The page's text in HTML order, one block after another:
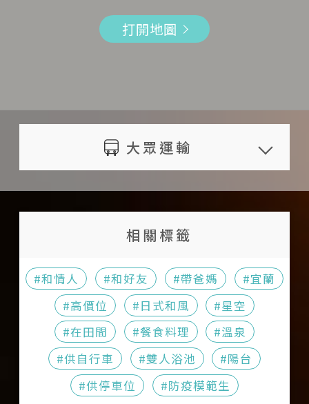
每月 1 日開放 2 月內之訂房
提供預約活動；請於訂房時事先預
情以旅宿官網為準；建議訂房前再
次與主人確認價格與相關資訊
旅人於預定住宿日 2 ~ 3 日
（含）前通知者，可退還已付
旅人於預定住宿日當日通知
者，將不退還已付之金額
遇天災（如地震、颱風）等不可抗
拒之因素，經旅宿所在地政府宣布
以上延期退款資訊僅供參考，詳情
以旅宿官網為準，建議訂房前再次
與主人確認價格與相關資訊；若遇
特殊狀況請與旅宿聯繫
停車場
室內空間
的旅人，不對外開放參觀
入住時請攜帶身分證或護照等證件
以供登記住宿使用
貴重物品請自行保管，旅宿無法負
保管責任
請隨手關閉燈具和電器用品
室內全面禁止吸菸，若有抽菸需求
禁止吸毒、酗酒、賭博、大聲喧
嘩、鬧事、施放炮竹及任何不法行
為；若有違法之情形，旅宿有權終
止住房權利並索取賠償，且將報警
09:00 - 21:00
http://www.facebook.com/pag
es/大漁日和/249575701796248/
信箱
tairyo.house@msa.hinet.net
打開地圖
大眾運輸
詳細時刻表與票價請至
礁溪火車站，距離 1.2 公里；
詳細時刻表與票價請至
台灣鐵路管理局查詢
礁溪轉運站，距離 1.6 公里；
詳細時刻表與票價請至
國光客運、首都客運、
相關標籤
#和情人 #和好友 #帶爸媽
#宜蘭
#高價位
#日式和風
#星空
#在田間
#餐食料理
#溫泉
#供自行車
#雙人浴池
#陽台
#供停車位
#防疫模範生